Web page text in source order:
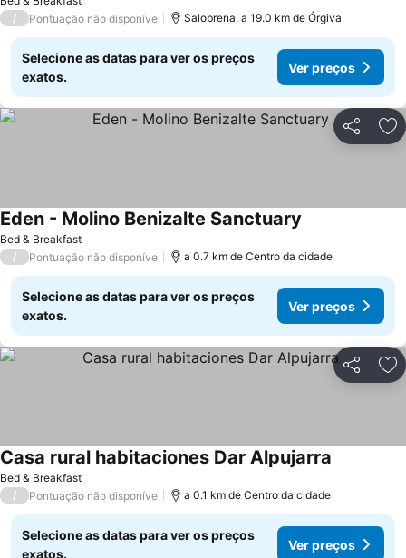
/
Pontuação não disponível Salobrena, a 19.0 km de Órgiva
Selecione as datas para ver os preços
exatos.
Ver preços
Partilhar
Bed & Breakfast
Eden - Molino Benizalte Sanctuary
/ Pontuação não disponível a 0.7 km de Centro da cidade
Selecione as datas para ver os preços
exatos.
Ver preços
Partilhar
Bed & Breakfast
Casa rural habitaciones Dar Alpujarra
/ Pontuação não disponível a 0.1 km de Centro da cidade
Selecione as datas para ver os preços
exatos.
Ver preços